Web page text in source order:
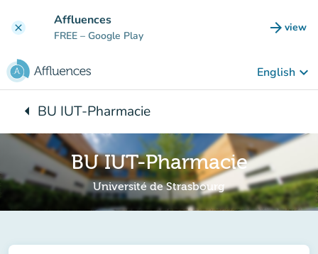
clear Affluences
FREE – Google Play arrow_forward view
(new
English keyboard_arrow_down
arrow_leftBack to:
BU IUT-Pharmacie
BU IUT-Pharmacie
Université de Strasbourg